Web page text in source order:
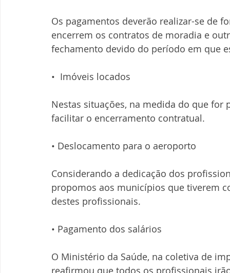
Os pagamentos deverão realizar-se de
encerrem os contratos de moradia e
fechamento devido do período em que
•  Imóveis locados
Nestas situações, na medida do que
facilitar o encerramento contratual.
• Deslocamento para o aeroporto
Considerando a dedicação dos
propomos aos municípios que tiverem
destes profissionais.
• Pagamento dos salários
O Ministério da Saúde, na coletiva de
reafirmou que todos os profissionais